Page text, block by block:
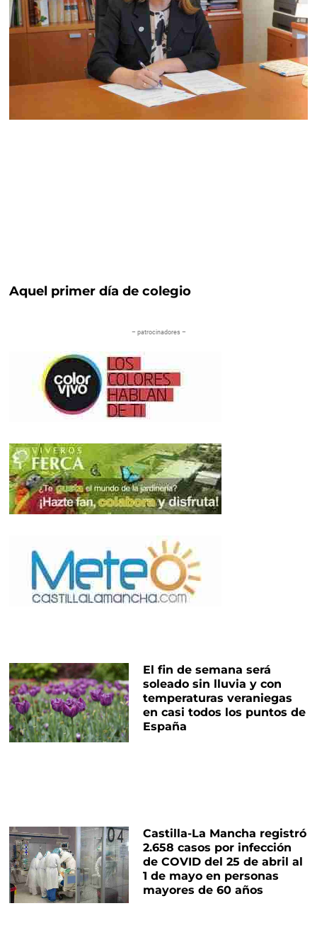
Aquel primer día de colegio
– patrocinadores –
El fin de semana será
soleado sin lluvia y con
temperaturas veraniegas
en casi todos los puntos de
España
Castilla-La Mancha registró
2.658 casos por infección
de COVID del 25 de abril al
1 de mayo en personas
mayores de 60 años